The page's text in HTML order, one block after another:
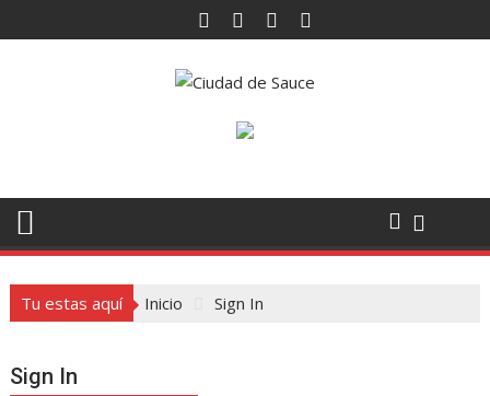
al
Tu estas aquí Inicio Sign In
Sign In